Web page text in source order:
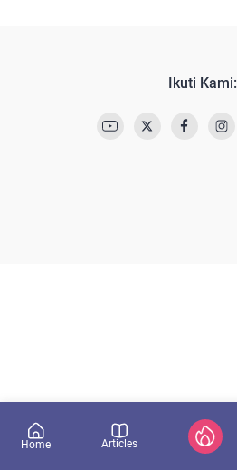
Ikuti Kami:
Home Articles